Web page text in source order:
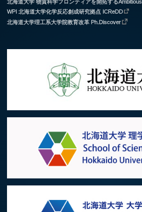
北海道大学 物質科学フロンティアを開拓する
WPI 北海道大学化学反応創成研究拠点 ICReDD
北海道大学理工系大学院教育改革 Ph.Discover